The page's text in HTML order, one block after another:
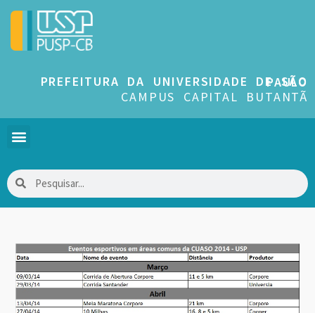
PREFEITURA DA UNIVERSIDADE DE SÃO PAULO
CAMPUS CAPITAL BUTANTÃ